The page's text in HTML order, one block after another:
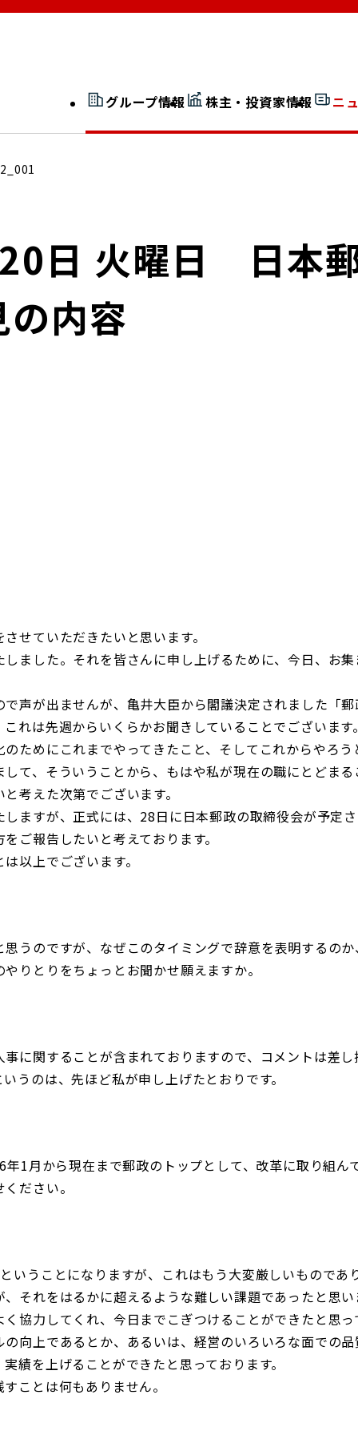
グループ情報
社長室通信
JP 改革実行委員会
広告ギャラリー
株主・投資家情報 ニ
開示情報検索
日 火曜日 日本
内容
せていただきたいと思います。
ました。それを皆さんに申し上げるために、今日、お
声が出ませんが、亀井大臣から閣議決定されました「
れは先週からいくらかお聞きしていることでございます
ためにこれまでやってきたこと、そしてこれからやろ
て、そういうことから、もはや私が現在の職にとどま
考えた次第でございます。
ますが、正式には、28日に日本郵政の取締役会が予定
ご報告したいと考えております。
以上でございます。
うのですが、なぜこのタイミングで辞意を表明するの
りとりをちょっとお聞かせ願えますか。
に関することが含まれておりますので、コメントは差
うのは、先ほど私が申し上げたとおりです。
1月から現在まで郵政のトップとして、改革に取り組ん
ださい。
いうことになりますが、これはもう大変厳しいものであ
それをはるかに超えるような難しい課題であったと思い
協力してくれ、今日までこぎつけることができたと思
向上であるとか、あるいは、経営のいろいろな面での
績を上げることができたと思っております。
ことは何もありません。